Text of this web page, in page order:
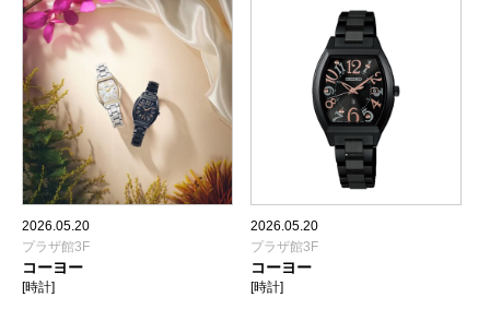
2026.05.20
プラザ館3F
コーヨー
[時計]
2026.05.20
プラザ館3F
コーヨー
[時計]